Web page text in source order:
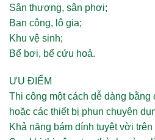
Sân thượng, sân phơi;
Ban công, lô gia;
Khu vệ sinh;
Bể bơi, bể cứu hoả.
ƯU ĐIỂM
Thi công một cách dễ dàng
hoặc các thiết bị phun chuyên
Khả năng bám dính tuyệt vời